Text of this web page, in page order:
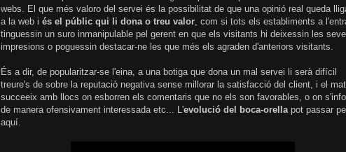
webs. El que més valoro del servei és la possibilitat de que una opinió real queda
a la web i és el públic qui li dona o treu valor, com si tots els establiments a
tinguessin un suro inmanipulable pel gerent en que els visitants hi deixessin les
impresions o poguessin destacar-ne les que més els agraden d'anteriors visitants.
És a dir, de popularitzar-se l'eina, a una botiga que dona un mal servei li serà difícil
treure's de sobre la reputació negativa sense millorar la satisfacció del client, i el
succeeix amb llocs on esborren els comentaris que no els son favorables, o on
de manera ofensivament interessada etc... L'evolució del boca-orellapot passar
aquí.